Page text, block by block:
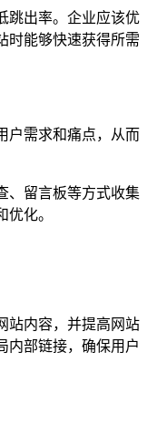
跳出率。企业应该优
时能够快速获得所需
户需求和痛点，从而
、留言板等方式收集
化。
站内容，并提高网站
内部链接，确保用户